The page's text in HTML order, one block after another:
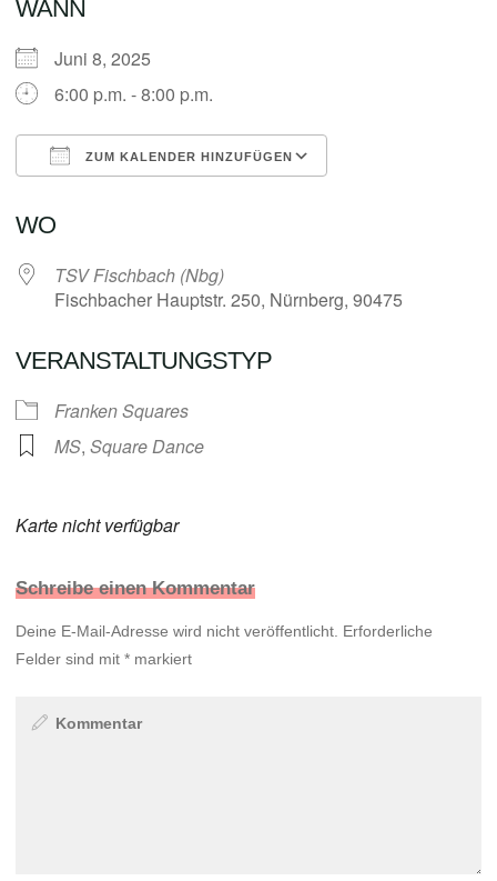
WANN
Juni 8, 2025
6:00 p.m. - 8:00 p.m.
ZUM KALENDER HINZUFÜGEN
WO
TSV Fischbach (Nbg)
Fischbacher Hauptstr. 250, Nürnberg, 90475
VERANSTALTUNGSTYP
Franken Squares
MS,Square Dance
Karte nicht verfügbar
Schreibe einen Kommentar
Deine E-Mail-Adresse wird nicht veröffentlicht. Erforderliche
Felder sind mit* markiert